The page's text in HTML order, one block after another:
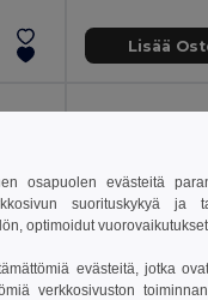
Lisää
osapuolen evästeitä
suorituskykyä ja
optimoidut
evästeitä, jotka
verkkosivuston